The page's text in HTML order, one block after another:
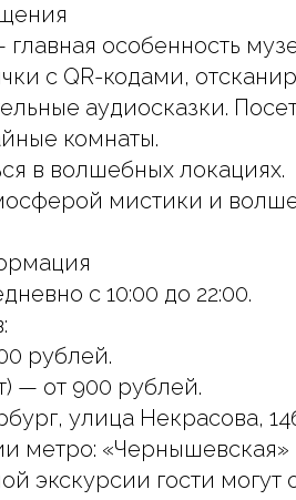
особенность
с QR-кодами,
аудиосказки.
комнаты.
в волшебных локациях.
мистики и
с 10:00 до 22:00.
рублей.
— от 900 рублей.
улица Некрасова,
метро: «Чернышевская»
экскурсии гости могут